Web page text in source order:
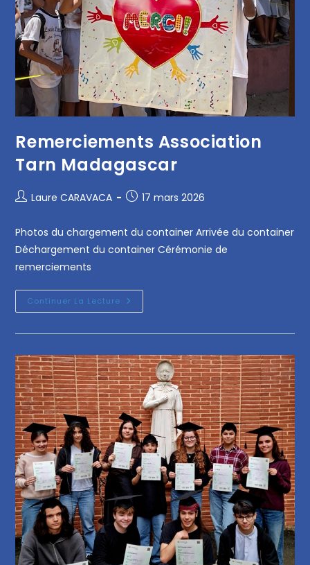
Remerciements Association
Tarn Madagascar
Laure CARAVACA 17 mars 2026
Photos du chargement du container Arrivée du container
Déchargement du container Cérémonie de
remerciements
Continuer La Lecture